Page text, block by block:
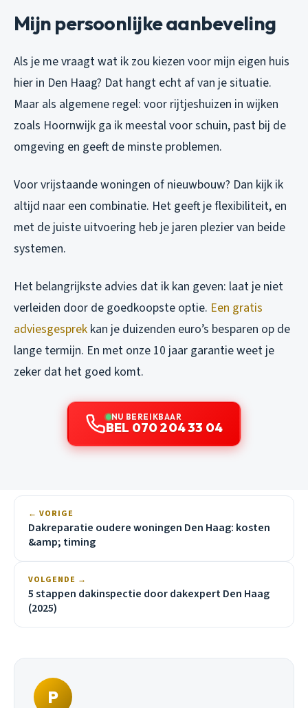
Mijn persoonlijke aanbeveling
Als je me vraagt wat ik zou kiezen voor mijn eigen huis
hier in Den Haag? Dat hangt echt af van je situatie.
Maar als algemene regel: voor rijtjeshuizen in wijken
zoals Hoornwijk ga ik meestal voor schuin, past bij de
omgeving en geeft de minste problemen.
Voor vrijstaande woningen of nieuwbouw? Dan kijk ik
altijd naar een combinatie. Het geeft je flexibiliteit, en
met de juiste uitvoering heb je jaren plezier van beide
systemen.
Het belangrijkste advies dat ik kan geven: laat je niet
verleiden door de goedkoopste optie. Een gratis
adviesgesprek kan je duizenden euro’s besparen op de
lange termijn. En met onze 10 jaar garantie weet je
zeker dat het goed komt.
NU BEREIKBAAR
BEL 070 204 33 04
← VORIGE
Dakreparatie oudere woningen Den Haag: kosten
&amp; timing
VOLGENDE →
5 stappen dakinspectie door dakexpert Den Haag
(2025)
P